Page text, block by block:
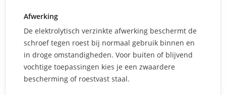
Afwerking
De elektrolytisch verzinkte afwerking beschermt de
schroef tegen roest bij normaal gebruik binnen en
in droge omstandigheden. Voor buiten of blijvend
vochtige toepassingen kies je een zwaardere
bescherming of roestvast staal.